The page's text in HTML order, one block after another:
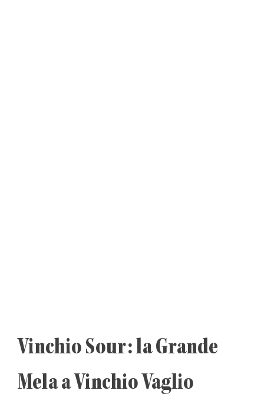
Vinchio Sour: la Grande
Mela a Vinchio Vaglio